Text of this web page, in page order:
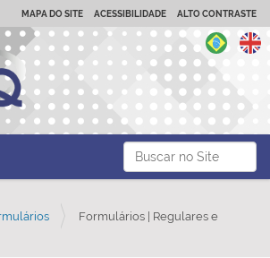
Busca
Busca Avançada…
MAPA DO SITE ACESSIBILIDADE ALTO CONTRASTE
Formulários | Regulares e